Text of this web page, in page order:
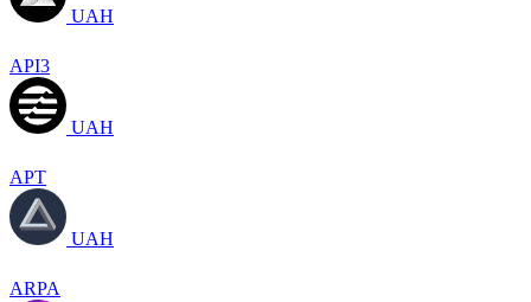
UAH
API3
UAH
APT
UAH
ARPA